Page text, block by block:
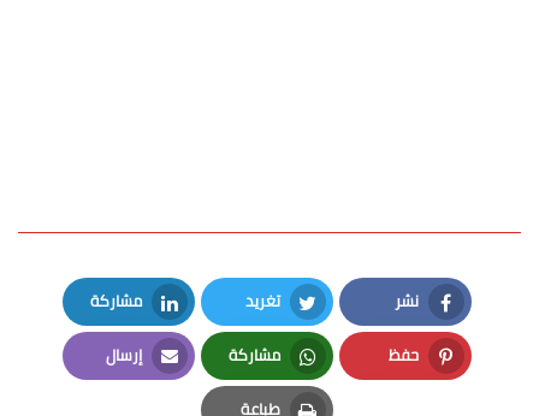
نشر
Facebook
تغريد
Twitter
مشاركة
LinkedIn
حفظ
Pinterest
مشاركة
Whatsapp
إرسال
Email
طباعة